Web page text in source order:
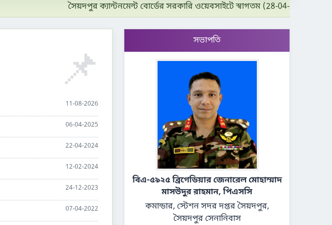
সৈয়দপুর ক্যান্টনমেন্ট বোর্ডের সরকারি ওয়েবসাইটে স্বাগতম (28-04-2019)
📌
11-08-2026
06-04-2025
22-04-2024
12-02-2024
24-12-2023
07-04-2022
সভাপতি
বিএ-৫৯২৫ ব্রিগেডিয়ার জেনারেল মোহাম্মাদ
মাসউদুর রাহমান, পিএসসি
কমান্ডার, স্টেশন সদর দপ্তর সৈয়দপুর,
সৈয়দপুর সেনানিবাস